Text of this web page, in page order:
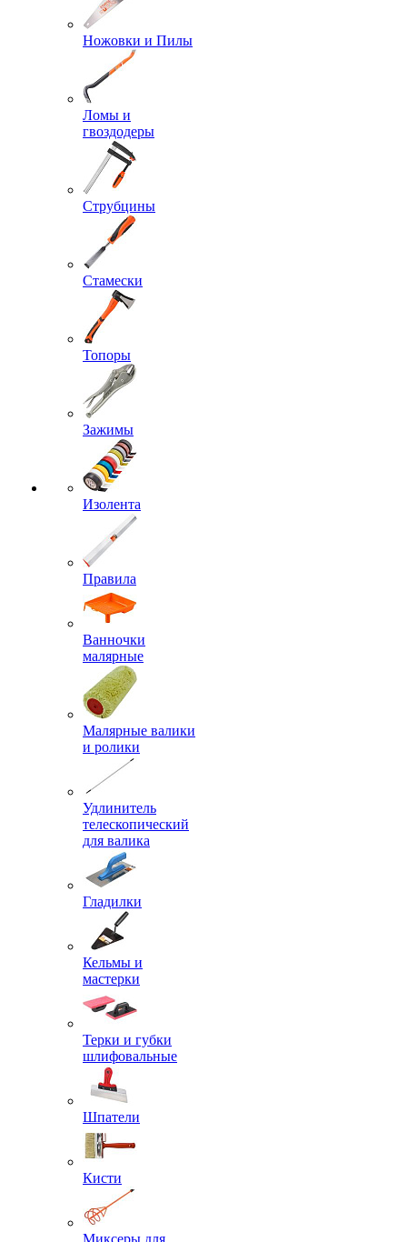
Ножовки и Пилы
Ломы и
гвоздодеры
Струбцины
Стамески
Топоры
Зажимы
Изолента
Правила
Ванночки
малярные
Малярные валики
и ролики
Удлинитель
телескопический
для валика
Гладилки
Кельмы и
мастерки
Терки и губки
шлифовальные
Шпатели
Кисти
Миксеры для